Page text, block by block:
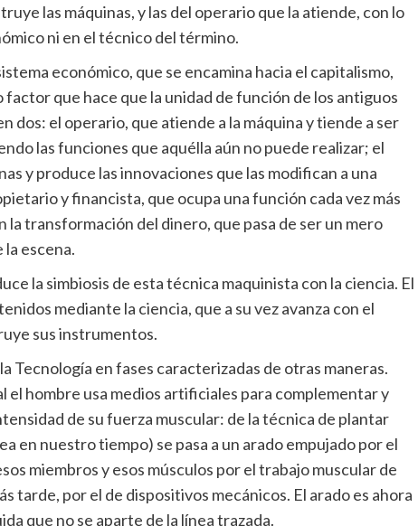
las máquinas, y las del operario que la atiende, con lo
ni en el técnico del término.
económico, que se encamina hacia el capitalismo,
que hace que la unidad de función de los antiguos
dos: el operario, que atiende a la máquina y tiende a ser
las funciones que aquélla aún no puede realizar; el
y produce las innovaciones que las modifican a una
y financista, que ocupa una función cada vez más
la transformación del dinero, que pasa de ser un mero
escena.
la simbiosis de esta técnica maquinista con la ciencia. El
mediante la ciencia, que a su vez avanza con el
sus instrumentos.
Tecnología en fases caracterizadas de otras maneras.
el hombre usa medios artificiales para complementar y
de su fuerza muscular: de la técnica de plantar
en nuestro tiempo) se pasa a un arado empujado por el
miembros y esos músculos por el trabajo muscular de
tarde, por el de dispositivos mecánicos. El arado es ahora
que no se aparte de la línea trazada.